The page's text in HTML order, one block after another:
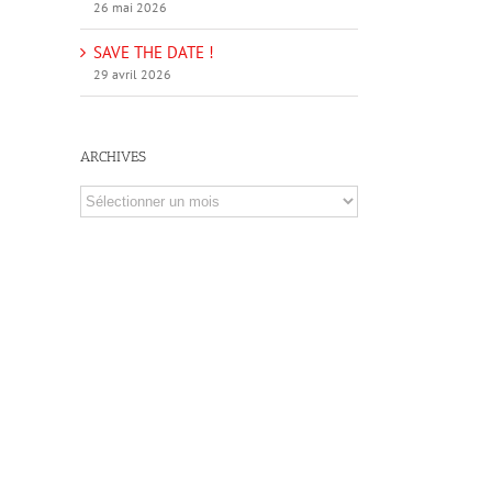
26 mai 2026
SAVE THE DATE !
29 avril 2026
ARCHIVES
Archives